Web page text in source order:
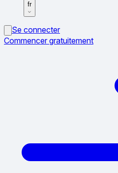
fr
Se connecter
Commencer gratuitement